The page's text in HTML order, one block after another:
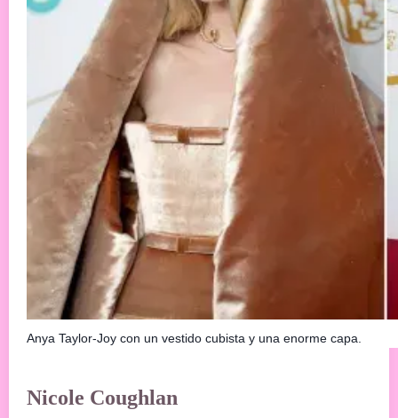
Anya Taylor-Joy con un vestido cubista y una enorme capa.
Nicole Coughlan